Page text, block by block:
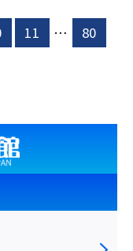
11 …
80